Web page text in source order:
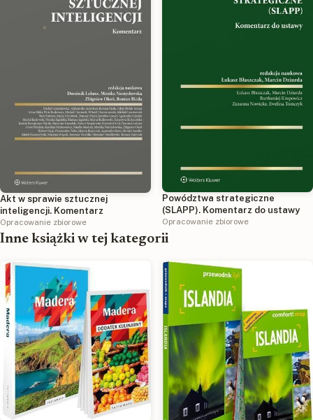
Akt w sprawie sztucznej
inteligencji. Komentarz
Opracowanie zbiorowe
Powództwa strategiczne
(SLAPP). Komentarz do ustawy
Opracowanie zbiorowe
Inne książki w tej kategorii